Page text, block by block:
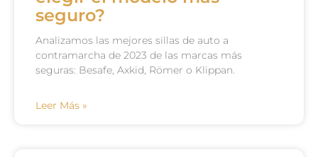
seguro?
Analizamos las mejores sillas de auto a
contramarcha de 2023 de las marcas más
seguras: Besafe, Axkid, Römer o Klippan.
Leer Más »